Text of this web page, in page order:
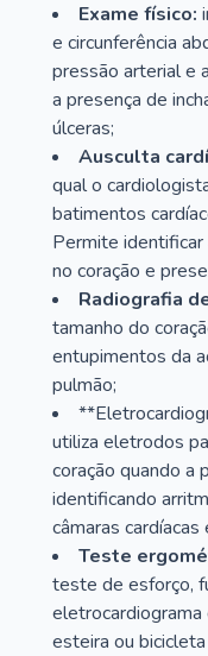
Exame físico:
e circunferência
pressão arterial e
a presença de
úlceras;
Ausculta
qual o
batimentos
Permite
no coração e
Radiografia
tamanho do
entupimentos da
pulmão;
utiliza eletrodos
coração quando a
identificando
câmaras
Teste
teste de esforço,
eletrocardiograma
esteira ou